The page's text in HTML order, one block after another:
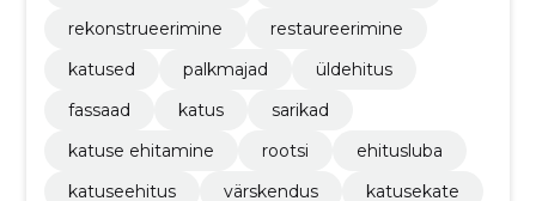
rekonstrueerimine
restaureerimine
katused
palkmajad
üldehitus
fassaad
katus
sarikad
katuse ehitamine
rootsi
ehitusluba
katuseehitus
värskendus katusekate